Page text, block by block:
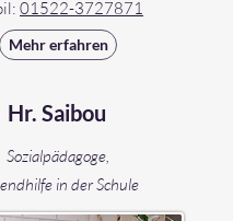
01522-3727871
Mehr erfahren
Hr. Saibou
Sozialpädagoge,
in der Schule